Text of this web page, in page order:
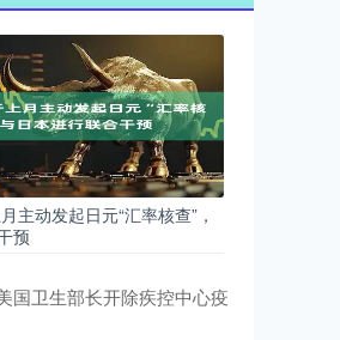
主动发起日元“汇率核查”，
预
国卫生部长开除疾控中心疫